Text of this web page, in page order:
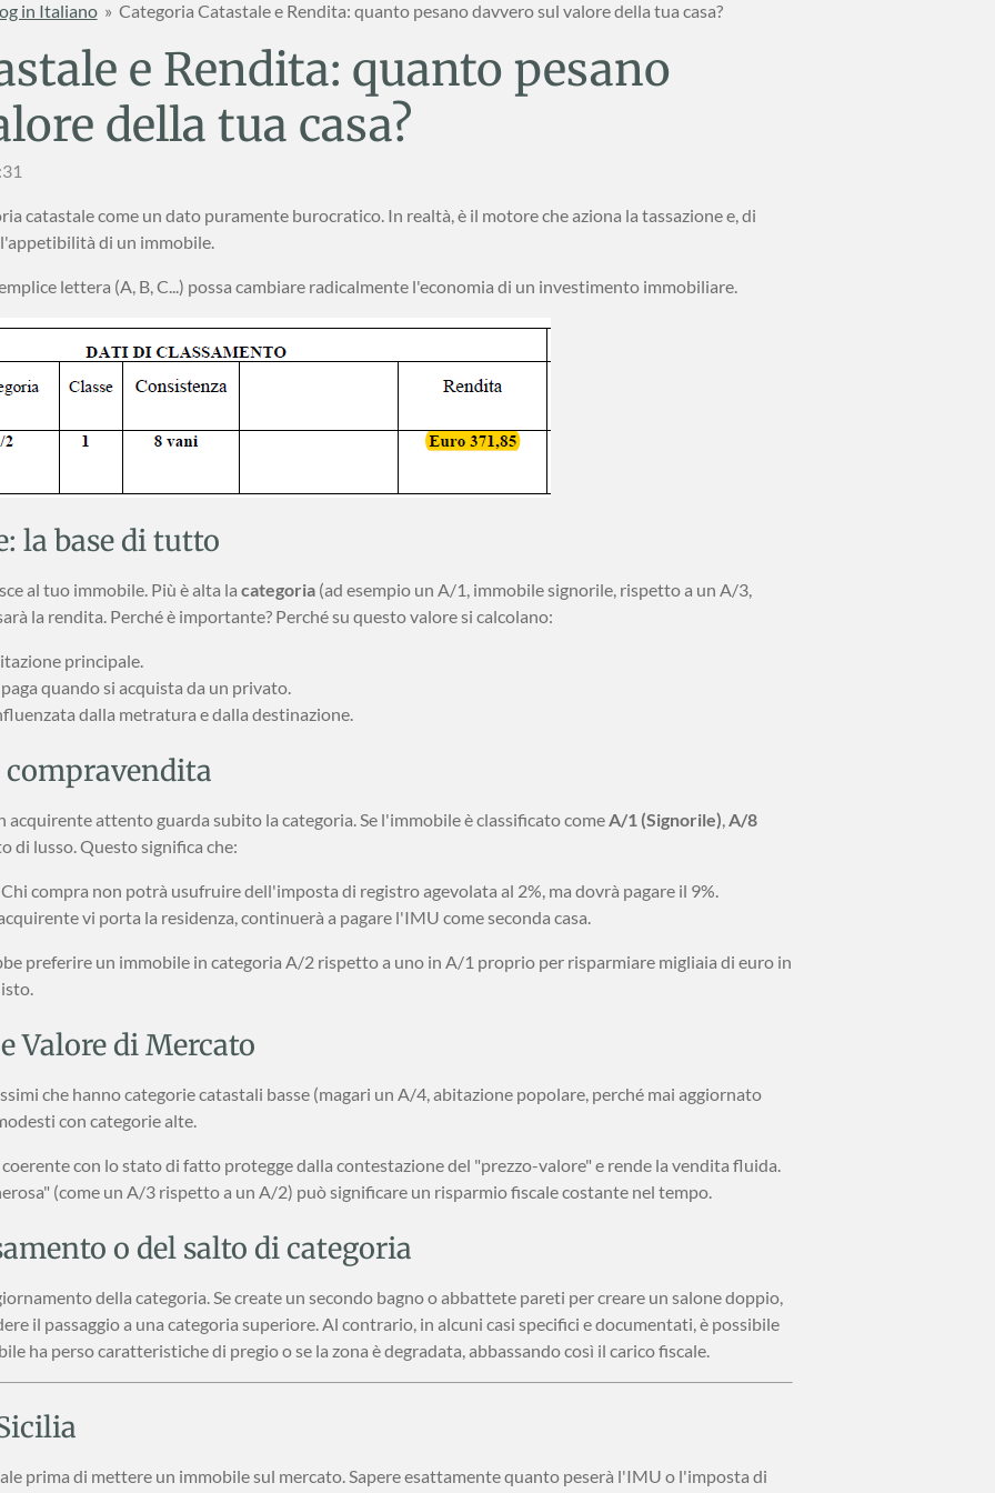
in Italiano » Categoria Catastale e Rendita: quanto pesano davvero sul valore della tua casa?
e Rendita: quanto pesano
della tua casa?
catastale come un dato puramente burocratico. In realtà, è il motore che aziona la tassazione e, di
di un immobile.
lettera (A, B, C...) possa cambiare radicalmente l'economia di un investimento immobiliare.
la base di tutto
al tuo immobile. Più è alta la categoria (ad esempio un A/1, immobile signorile, rispetto a un A/3,
la rendita. Perché è importante? Perché su questo valore si calcolano:
principale.
quando si acquista da un privato.
dalla metratura e dalla destinazione.
compravendita
acquirente attento guarda subito la categoria. Se l'immobile è classificato comeA/1 (Signorile),A/8
di lusso. Questo significa che:
compra non potrà usufruire dell'imposta di registro agevolata al 2%, ma dovrà pagare il 9%.
vi porta la residenza, continuerà a pagare l'IMU come seconda casa.
preferire un immobile in categoria A/2 rispetto a uno in A/1 proprio per risparmiare migliaia di euro in
Valore di Mercato
che hanno categorie catastali basse (magari un A/4, abitazione popolare, perché mai aggiornato
con categorie alte.
con lo stato di fatto protegge dalla contestazione del "prezzo-valore" e rende la vendita fluida.
(come un A/3 rispetto a un A/2) può significare un risparmio fiscale costante nel tempo.
o del salto di categoria
della categoria. Se create un secondo bagno o abbattete pareti per creare un salone doppio,
il passaggio a una categoria superiore. Al contrario, in alcuni casi specifici e documentati, è possibile
ha perso caratteristiche di pregio o se la zona è degradata, abbassando così il carico fiscale.
prima di mettere un immobile sul mercato. Sapere esattamente quanto peserà l'IMU o l'imposta di